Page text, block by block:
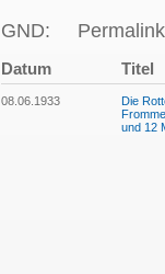
GND:
Datum Titel
08.06.1933
Die
und 12